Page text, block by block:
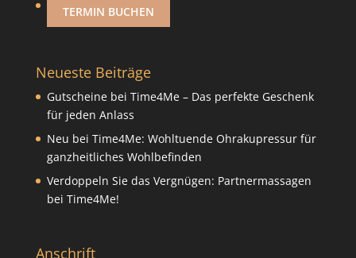
TERMIN BUCHEN
Neueste Beiträge
Gutscheine bei Time4Me – Das perfekte Geschenk
für jeden Anlass
Neu bei Time4Me: Wohltuende Ohrakupressur für
ganzheitliches Wohlbefinden
Verdoppeln Sie das Vergnügen: Partnermassagen
bei Time4Me!
Anschrift